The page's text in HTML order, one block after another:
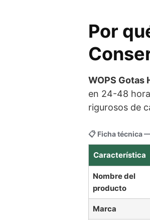
Por
WOPS Gotas
en 24-48
rigurosos de
📋 Ficha técnica
Característica
Nombre del
producto
Marca